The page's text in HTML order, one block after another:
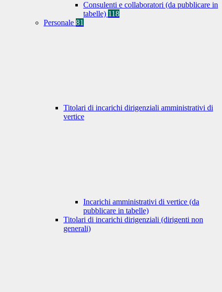
Consulenti e collaboratori (da pubblicare in
tabelle) 118
Personale 81
Titolari di incarichi dirigenziali amministrativi di
vertice
Incarichi amministrativi di vertice (da
pubblicare in tabelle)
Titolari di incarichi dirigenziali (dirigenti non
generali)